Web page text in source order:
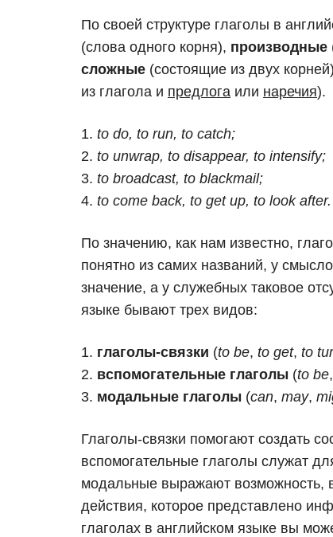
По своей структуре глаголы в
(слова одного корня), производные
сложные (состоящие из двух
из глагола и предлога или наречия).
to do, to run, to catch;
to unwrap, to disappear, to intensify;
to broadcast, to blackmail;
to come back, to get up, to look after.
По значению, как нам известно,
понятно из самих названий, у
значение, а у служебных таковое
языке бывают трех видов:
глаголы-связки (to be, to get, to
вспомогательные глаголы (to be,
модальные глаголы (can, may,
Глаголы-связки помогают создать
вспомогательные глаголы служат
модальные выражают возможность,
действия, которое представлено
глаголах в английском языке вы